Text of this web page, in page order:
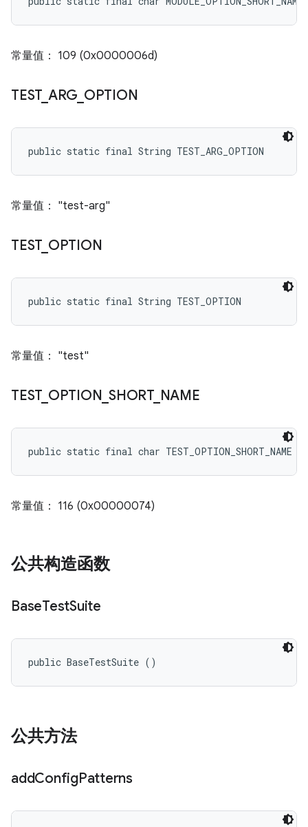
常量值： 109 (0x0000006d)
TEST_ ARG OPTION
public static final String TEST_ARG_OPTION
常量值： "test-arg"
TEST_ OPTION
public static final String TEST_OPTION
常量值： "test"
TEST_ OPTION SHORT_ NAME
public static final char TEST_OPTION_SHORT_NAME
常量值： 116 (0x00000074)
公共构造函数
BaseTestSuite
public BaseTestSuite ()
公共方法
addConfigPatterns